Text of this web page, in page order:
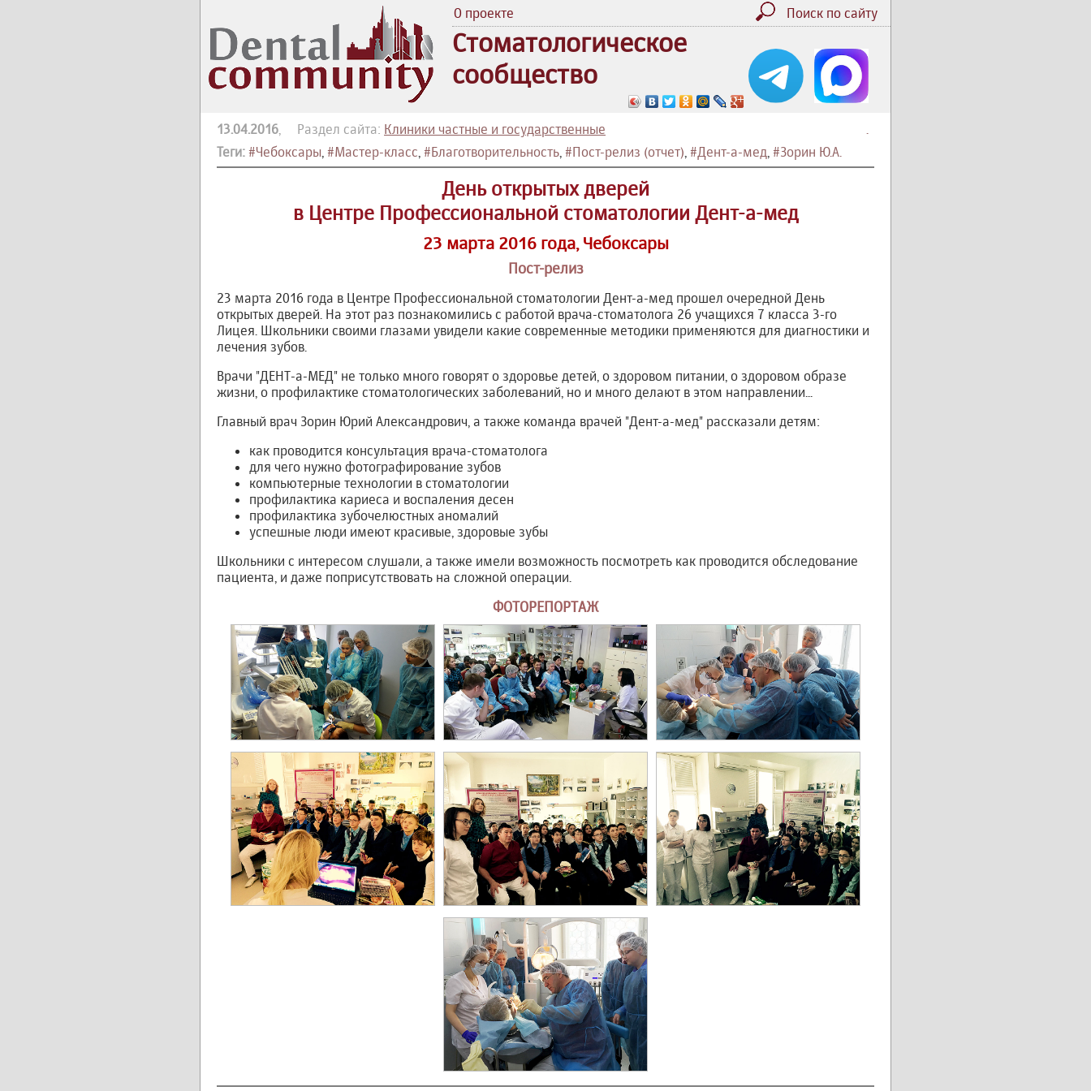
О проекте Поиск по сайту
Стоматологическое
сообщество
.
13.04.2016, Раздел сайта: Клиники частные и государственные
Теги: #Чебоксары, #Мастер-класс, #Благотворительность, #Пост-релиз (отчет), #Дент-а-мед, #Зорин Ю.А.
День открытых дверей
в Центре Профессиональной стоматологии Дент-а-мед
23 марта 2016 года, Чебоксары
Пост-релиз
23 марта 2016 года в Центре Профессиональной стоматологии Дент-а-мед прошел очередной День
открытых дверей. На этот раз познакомились с работой врача-стоматолога 26 учащихся 7 класса 3-го
Лицея. Школьники своими глазами увидели какие современные методики применяются для диагностики и
лечения зубов.
Врачи "ДЕНТ-а-МЕД" не только много говорят о здоровье детей, о здоровом питании, о здоровом образе
жизни, о профилактике стоматологических заболеваний, но и много делают в этом направлении...
Главный врач Зорин Юрий Александрович, а также команда врачей "Дент-а-мед" рассказали детям:
как проводится консультация врача-стоматолога
для чего нужно фотографирование зубов
компьютерные технологии в стоматологии
профилактика кариеса и воспаления десен
профилактика зубочелюстных аномалий
успешные люди имеют красивые, здоровые зубы
Школьники с интересом слушали, а также имели возможность посмотреть как проводится обследование
пациента, и даже поприсутствовать на сложной операции.
ФОТОРЕПОРТАЖ